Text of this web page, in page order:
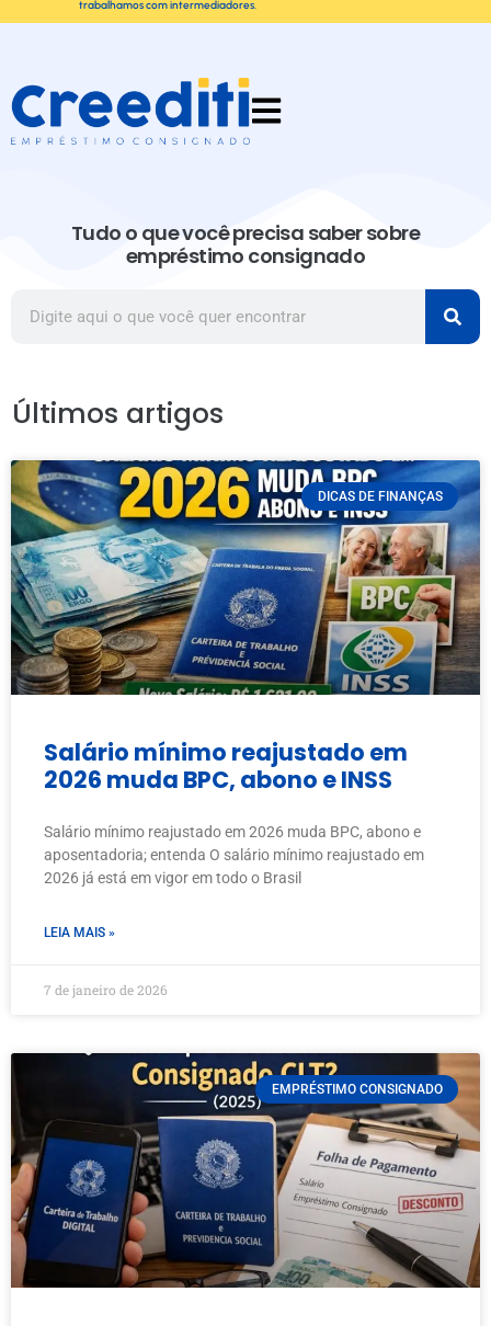
trabalhamos com intermediadores.
Tudo o que você precisa saber sobre
empréstimo consignado
Últimos artigos
DICAS DE FINANÇAS
Salário mínimo reajustado em
2026 muda BPC, abono e INSS
Salário mínimo reajustado em 2026 muda BPC, abono e
aposentadoria; entenda O salário mínimo reajustado em
2026 já está em vigor em todo o Brasil
LEIA MAIS »
7 de janeiro de 2026
EMPRÉSTIMO CONSIGNADO